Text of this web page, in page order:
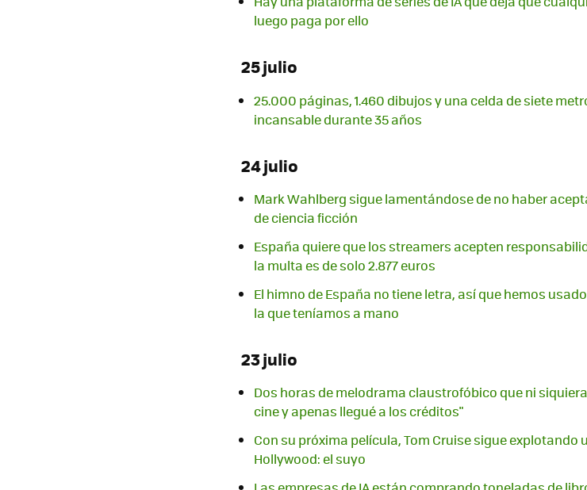
luego paga por ello
25 julio
25.000 páginas, 1.460 dibujos y una celda de siete
incansable durante 35 años
24 julio
Mark Wahlberg sigue lamentándose de no haber
de ciencia ficción
España quiere que los streamers acepten
la multa es de solo 2.877 euros
El himno de España no tiene letra, así que hemos
la que teníamos a mano
23 julio
Dos horas de melodrama claustrofóbico que ni
cine y apenas llegué a los créditos"
Con su próxima película, Tom Cruise sigue
Hollywood: el suyo